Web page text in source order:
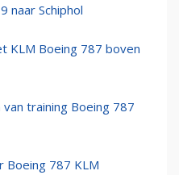
naar Schiphol
KLM Boeing 787 boven
training Boeing 787
Boeing 787 KLM